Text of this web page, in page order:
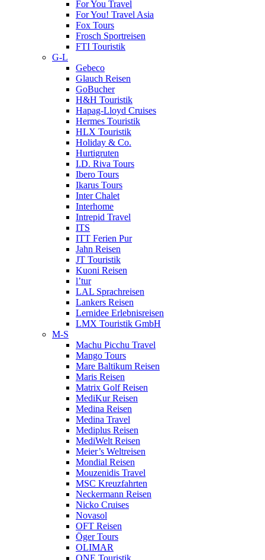
For You Travel
For You! Travel Asia
Fox Tours
Frosch Sportreisen
FTI Touristik
G-L
Gebeco
Glauch Reisen
GoBucher
H&H Touristik
Hapag-Lloyd Cruises
Hermes Touristik
HLX Touristik
Holiday & Co.
Hurtigruten
I.D. Riva Tours
Ibero Tours
Ikarus Tours
Inter Chalet
Interhome
Intrepid Travel
ITS
ITT Ferien Pur
Jahn Reisen
JT Touristik
Kuoni Reisen
l’tur
LAL Sprachreisen
Lankers Reisen
Lernidee Erlebnisreisen
LMX Touristik GmbH
M-S
Machu Picchu Travel
Mango Tours
Mare Baltikum Reisen
Maris Reisen
Matrix Golf Reisen
MediKur Reisen
Medina Reisen
Medina Travel
Mediplus Reisen
MediWelt Reisen
Meier’s Weltreisen
Mondial Reisen
Mouzenidis Travel
MSC Kreuzfahrten
Neckermann Reisen
Nicko Cruises
Novasol
OFT Reisen
Öger Tours
OLIMAR
ONE Touristik